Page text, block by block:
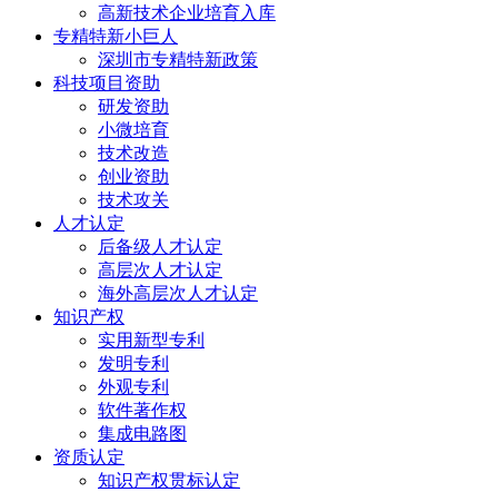
高新技术企业培育入库
专精特新小巨人
深圳市专精特新政策
科技项目资助
研发资助
小微培育
技术改造
创业资助
技术攻关
人才认定
后备级人才认定
高层次人才认定
海外高层次人才认定
知识产权
实用新型专利
发明专利
外观专利
软件著作权
集成电路图
资质认定
知识产权贯标认定